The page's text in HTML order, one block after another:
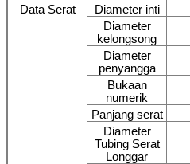
Data Serat Diameter inti
Diameter
kelongsong
Diameter
penyangga
Bukaan
numerik
Panjang serat
Diameter
Tubing Serat
Longgar